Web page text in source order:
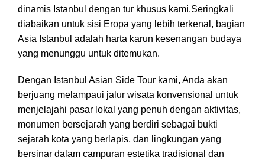
dinamis Istanbul dengan tur khusus kami.Seringkali
diabaikan untuk sisi Eropa yang lebih terkenal, bagian
Asia Istanbul adalah harta karun kesenangan budaya
yang menunggu untuk ditemukan.
Dengan Istanbul Asian Side Tour kami, Anda akan
berjuang melampaui jalur wisata konvensional untuk
menjelajahi pasar lokal yang penuh dengan aktivitas,
monumen bersejarah yang berdiri sebagai bukti
sejarah kota yang berlapis, dan lingkungan yang
bersinar dalam campuran estetika tradisional dan